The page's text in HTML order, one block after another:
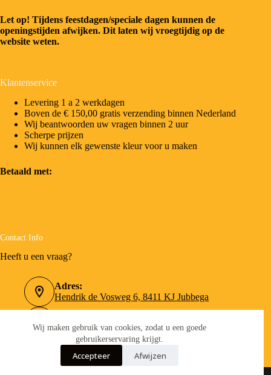
Wij maken gebruik van cookies, zodat u een goede
gebruikerservaring krijgt.
Accepteer Afwijzen
Let op! Tijdens feestdagen/speciale dagen kunnen de
openingstijden afwijken. Dit laten wij vroegtijdig op de
website weten.
Klantenservice
Levering 1 a 2 werkdagen
Boven de € 150,00 gratis verzending binnen Nederland
Wij beantwoorden uw vragen binnen 2 uur
Scherpe prijzen
Wij kunnen elk gewenste kleur voor u maken
Betaald met:
Contact Info
Heeft u een vraag?
Adres:
Hendrik de Vosweg 6, 8411 KJ Jubbega
0516-462090
Email:
info@verfboer.nl